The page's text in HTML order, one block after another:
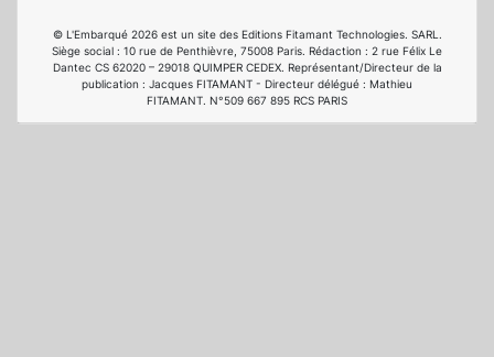
© L'Embarqué 2026 est un site des Editions Fitamant Technologies. SARL.
Siège social : 10 rue de Penthièvre, 75008 Paris. Rédaction : 2 rue Félix Le
Dantec CS 62020 – 29018 QUIMPER CEDEX. Représentant/Directeur de la
publication : Jacques FITAMANT - Directeur délégué : Mathieu
FITAMANT. N°509 667 895 RCS PARIS